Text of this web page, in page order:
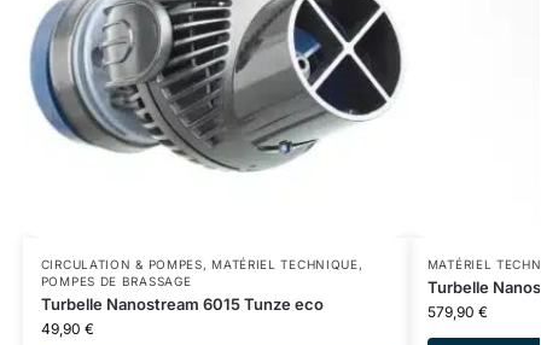
CIRCULATION & POMPES, MATÉRIEL TECHNIQUE,
POMPES DE BRASSAGE
Turbelle Nanostream 6015 Tunze eco
49,90 €
MATÉRIEL
Turbelle
579,90 €